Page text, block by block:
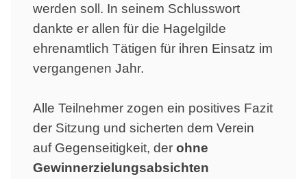
werden soll. In seinem Schlusswort
dankte er allen für die Hagelgilde
ehrenamtlich Tätigen für ihren Einsatz im
vergangenen Jahr.
Alle Teilnehmer zogen ein positives Fazit
der Sitzung und sicherten dem Verein
auf Gegenseitigkeit, der ohne
Gewinnerzielungsabsichten